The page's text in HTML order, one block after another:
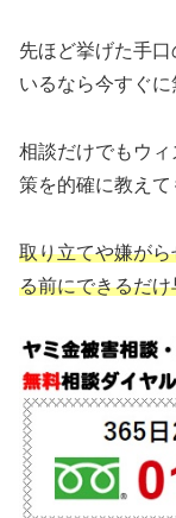
先ほど挙げた手
いるなら今すぐに
相談だけでもウ
策を的確に教えて
取り立てや嫌が
る前にできるだ